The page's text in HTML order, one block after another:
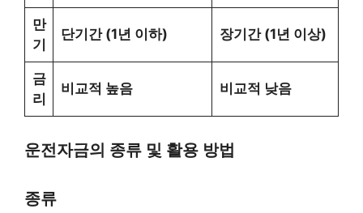
만
기
단기간 (1년 이하) 장기간 (1년 이상)
금
리
비교적 높음 비교적 낮음
운전자금의 종류 및 활용 방법
종류